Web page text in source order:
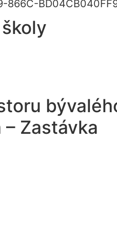
Zastávka